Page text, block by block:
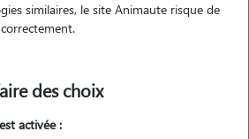
similaires, le site Animaute risque de
des choix
activée :